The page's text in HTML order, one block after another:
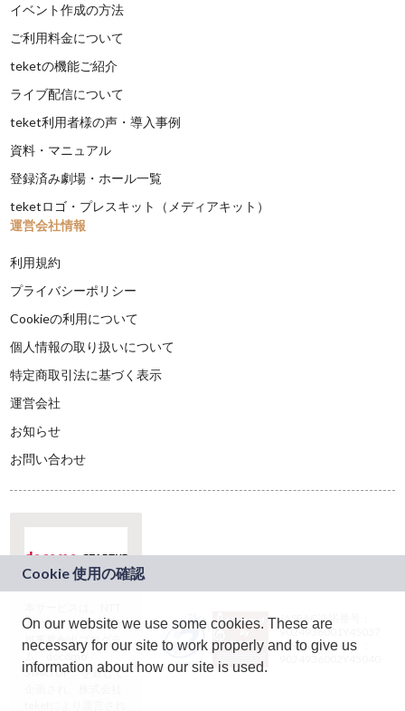
イベント作成の方法
ご利用料金について
teketの機能ご紹介
ライブ配信について
teket利用者様の声・導入事例
資料・マニュアル
登録済み劇場・ホール一覧
teketロゴ・プレスキット（メディアキット）
運営会社情報
利用規約
プライバシーポリシー
Cookieの利用について
個人情報の取り扱いについて
特定商取引法に基づく表示
運営会社
お知らせ
お問い合わせ
ドコモグループの新
規事業創出プログラ
ム「docomo
STARTUP」を通じて
JASRAC許諾番号：
9024936001Y45037
JASRAC許諾番号：
On our website we use some cookies. These are
necessary for our site to work properly and to give us
information about how our site is used.